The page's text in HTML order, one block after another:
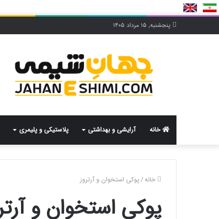
پنجشنبه, ۱۵ مرداد ۱۴۰۵
خانه آرایشی و بهداشتی پلاستیکی و پلیمری
خانه/پوکی استخوان و آرتروز
پوکی استخوان و